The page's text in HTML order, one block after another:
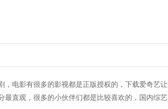
电影有很多的影视都是正版授权的，下载爱奇艺让
直观，很多的小伙伴们都是比较喜欢的，国内综艺